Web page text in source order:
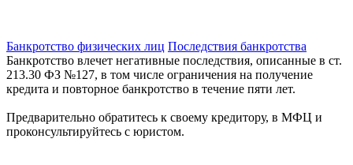
Банкротство физических лиц Последствия банкротства
Банкротство влечет негативные последствия, описанные в ст.
213.30 ФЗ №127, в том числе ограничения на получение
кредита и повторное банкротство в течение пяти лет.
Предварительно обратитесь к своему кредитору, в МФЦ и
проконсультируйтесь с юристом.